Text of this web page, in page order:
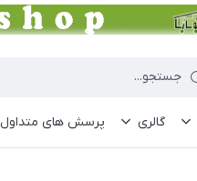
گالری پرسش های متداول